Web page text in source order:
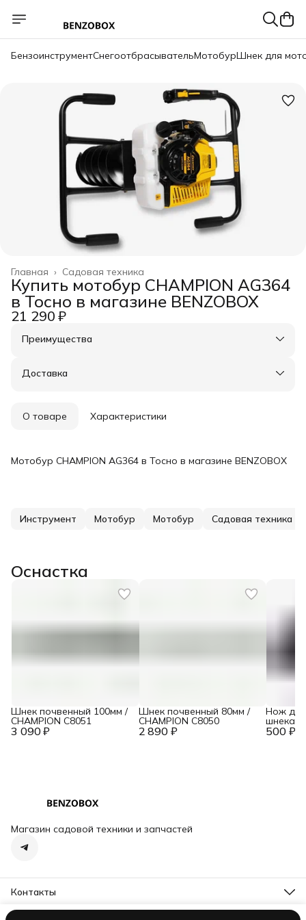
БензоинструментСнегоотбрасывательМотобурШнек для
Садовая техника
Главная ›
Купить мотобур CHAMPION AG364
в Тосно в магазине BENZOBOX
21 290 ₽
Преимущества
Оплата частями в Сплит
Удобный возврат
Доставка
О товаре Характеристики
Мотобур CHAMPION AG364 в Тосно в магазине BENZOBOX
Инструмент Мотобур Мотобур Садовая техника
Оснастка
3 090 ₽
Шнек почвенный 100мм /
CHAMPION C8051
2 890 ₽
Шнек почвенный 80мм /
CHAMPION C8050
500 ₽
Нож
шнека
Магазин садовой техники и запчастей
Контакты
Адрес